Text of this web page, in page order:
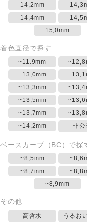
14,2mm
14,4mm
15,0mm
着色直径で探す
~11.9mm
~13,0mm
~13,3mm
~13,5mm
~13,7mm
~14,2mm
非公
ベースカーブ（BC）で探
~8,5mm
~8,7mm
~8,9mm
その他
高含水 うるお